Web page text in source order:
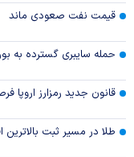
قیمت نفت صعودی ماند
حمله سایبری گسترده به
قانون جدید رمزارز اروپا
طلا در مسیر ثبت